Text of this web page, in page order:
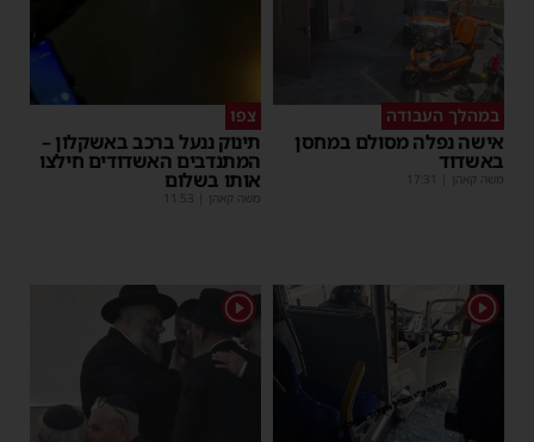
במהלך העבודה
אישה נפלה מסולם במחסן
באשדוד
משה קאהן 17:31
צפו
תינוק ננעל ברכב באשקלון –
המתנדבים האשדודים חילצו
אותו בשלום
משה קאהן 11:53
1
1